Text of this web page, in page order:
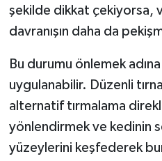
şekilde dikkat çekiyorsa,
davranışın daha da
Bu durumu önlemek
uygulanabilir. Düzenli
alternatif tırmalama
yönlendirmek ve kedinin
yüzeylerini keşfederek